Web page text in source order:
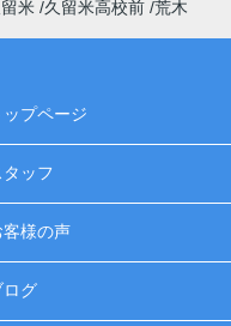
米 久留米高校前 荒木
ップページ
タッフ
客様の声
ログ